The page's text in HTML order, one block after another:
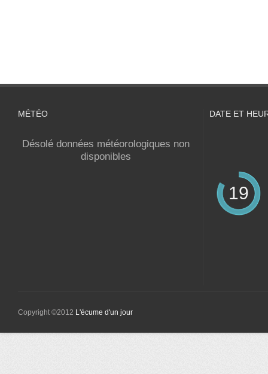
MÉTÉO
Désolé données météorologiques non
disponibles
DATE ET
19
Copyright ©2012 L'écume d'un jour